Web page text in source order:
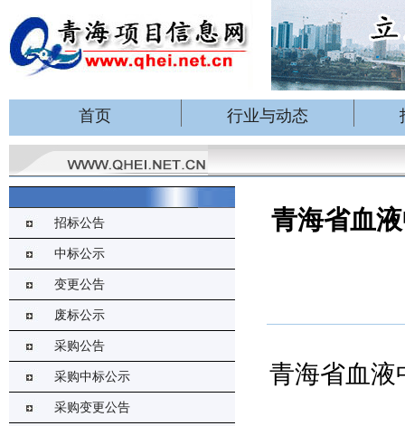
首页 行业与动态
招标公告
中标公示
变更公告
废标公示
采购公告
采购中标公示
采购变更公告
青海省血
青海省血液